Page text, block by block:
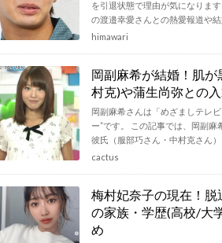
を引退状態で理由が気になりま
の渡邉幸愛さんとの熱愛報道や
himawari
岡副麻希が結婚！肌
村克)や蒲生尚弥との
岡副麻希さんは「めざましテレ
ー”です。 この記事では、岡副
彼氏（服部巧さん・中村克さん
cactus
梅村妃奈子の現在！
の家族・学歴(高校/大
め